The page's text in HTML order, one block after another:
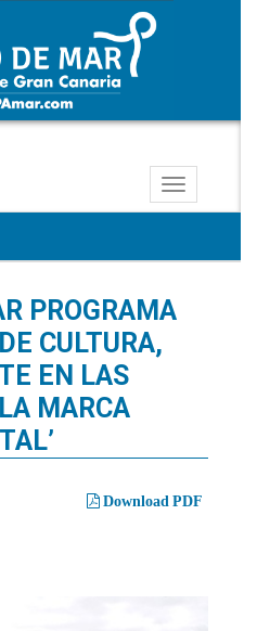
Toggle
navigation
de inicio
PROGRAMA
CULTURA,
EN LAS
MARCA
Download PDF